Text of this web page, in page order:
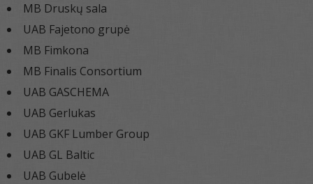
MB Druskų sala
UAB Fajetono grupė
MB Fimkona
MB Finalis Consortium
UAB GASCHEMA
UAB Gerlukas
UAB GKF Lumber Group
UAB GL Baltic
UAB Gubelė